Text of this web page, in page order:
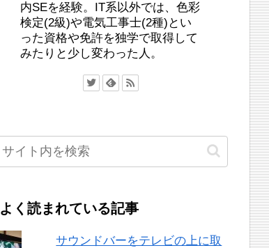
内SEを経験。IT系以外では、色彩
検定(2級)や電気工事士(2種)とい
った資格や免許を独学で取得して
みたりと少し変わった人。
よく読まれている記事
サウンドバーをテレビの上に取